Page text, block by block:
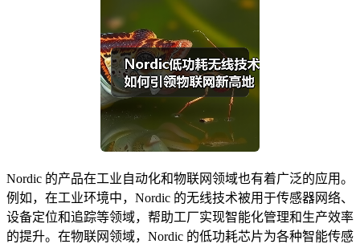
Nordic 的产品在工业自动化和物联网领域也有着广泛的应用。
例如，在工业环境中，Nordic 的无线技术被用于传感器网络、
设备定位和追踪等领域，帮助工厂实现智能化管理和生产效率
的提升。在物联网领域，Nordic 的低功耗芯片为各种智能传感